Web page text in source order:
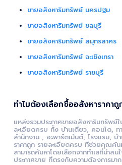
ขายอสังหาริมทรัพย์ นครปฐม
ขายอสังหาริมทรัพย์ ชลบุรี
ขายอสังหาริมทรัพย์ สมุทรสาคร
ขายอสังหาริมทรัพย์ ฉะเชิงเทรา
ขายอสังหาริมทรัพย์ ราชบุรี
ทำไมต้องเลือกซื้ออสังหาราคา
แหล่งรวมประกาศขายอสังหาริมทรัพย์
ละเอียดครบ ทั้ง บ้านเดี่ยว, คอนโด, ท
สำนักงาน , อะพาร์ตเม้นต์, โรงแรม,
ราคาถูก รายละเอียดครบ ที่ช่วยคุณค้
สามารถค้นหาโดยเลือกจากทำเลที่น่าสน
ประกาศขาย ที่ตรงกับความต้องการมา